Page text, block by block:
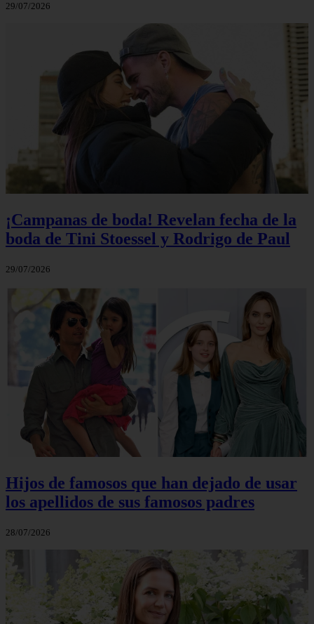
29/07/2026
¡Campanas de boda! Revelan fecha de la
boda de Tini Stoessel y Rodrigo de Paul
29/07/2026
Hijos de famosos que han dejado de usar
los apellidos de sus famosos padres
28/07/2026